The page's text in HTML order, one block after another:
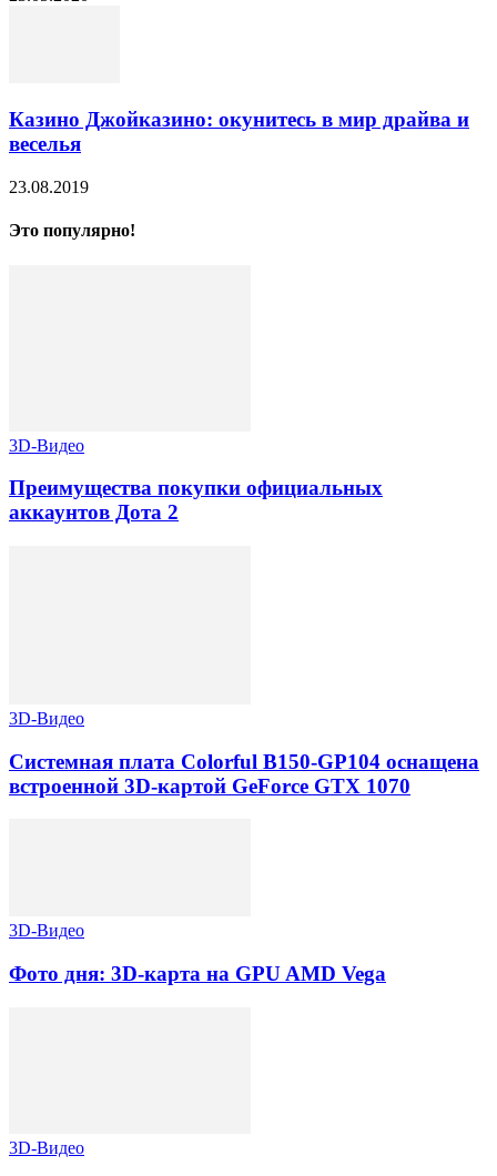
Казино Джойказино: окунитесь в мир драйва и
веселья
23.08.2019
Это популярно!
3D-Видео
Преимущества покупки официальных
аккаунтов Дота 2
3D-Видео
Системная плата Colorful B150-GP104 оснащена
встроенной 3D-картой GeForce GTX 1070
3D-Видео
Фото дня: 3D-карта на GPU AMD Vega
3D-Видео